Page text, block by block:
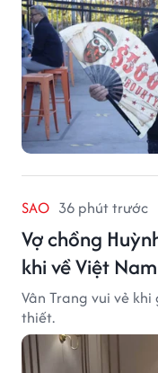
SAO 36 phút trước
Vợ chồng
khi về Việt Nam
Vân Trang vui vẻ
thiết.